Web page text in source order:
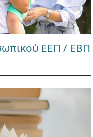
ΕΕΠ / ΕΒΠ